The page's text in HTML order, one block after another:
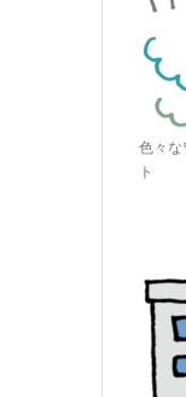
色々な
ト